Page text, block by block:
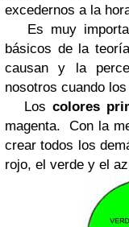
excedernos a la
Es muy
básicos de la
causan y la
nosotros cuando
Los colores
magenta. Con la
crear todos los
rojo, el verde y el